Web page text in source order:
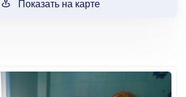
Показать на карте